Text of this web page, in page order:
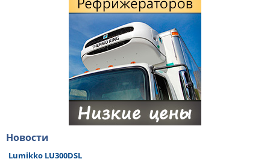
Новости
Lumikko LU300DSL